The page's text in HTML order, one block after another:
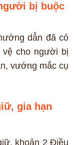
bị buộc
dẫn đã có
vệ cho người bị
vướng mắc cụ
gia hạn
khoản 2 Điều